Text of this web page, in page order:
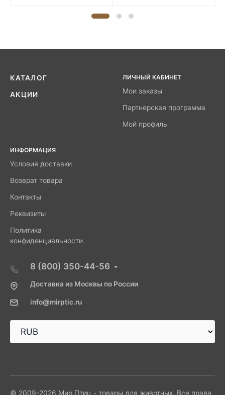
КАТАЛОГ
АКЦИИ
ЛИЧНЫЙ КАБИНЕТ
Мои заказы
Партнерская программа
Мой профиль
ИНФОРМАЦИЯ
Условия доставки
Возврат товара
Контакты
Реквизиты
Политика
конфиденциальности
8 (800) 350-44-56
Доставка из Москвы по России
info@mirptic.ru
© 2009-2026 Мир Птиц - товары для животных. Все права